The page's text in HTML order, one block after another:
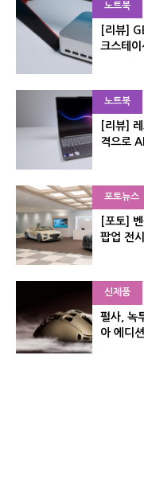
노트북
[리뷰]
크스테
노트북
[리뷰]
격으로
포토뉴스
[포토]
팝업 전시
신제품
펄사, 녹
아 에디션